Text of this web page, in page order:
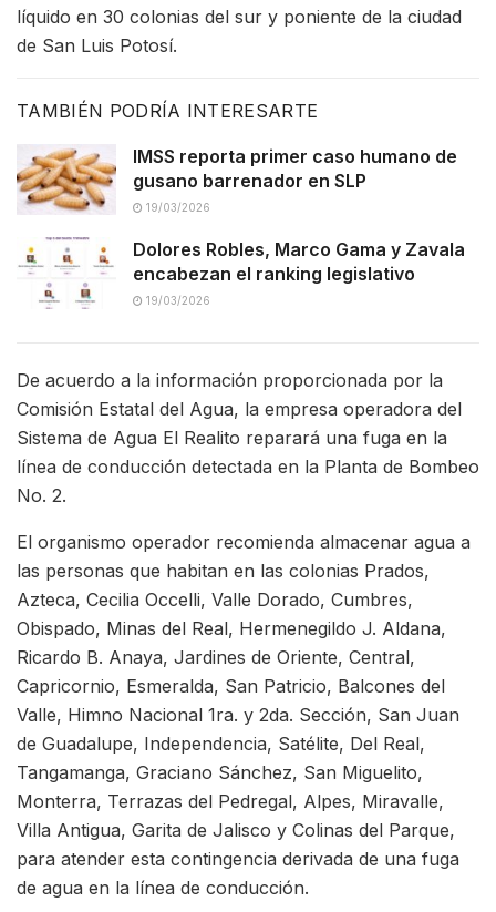
líquido en 30 colonias del sur y poniente de la ciudad
de San Luis Potosí.
TAMBIÉN PODRÍA INTERESARTE
IMSS reporta primer caso humano de
gusano barrenador en SLP
19/03/2026
Dolores Robles, Marco Gama y Zavala
encabezan el ranking legislativo
19/03/2026
De acuerdo a la información proporcionada por la
Comisión Estatal del Agua, la empresa operadora del
Sistema de Agua El Realito reparará una fuga en la
línea de conducción detectada en la Planta de Bombeo
No. 2.
El organismo operador recomienda almacenar agua a
las personas que habitan en las colonias Prados,
Azteca, Cecilia Occelli, Valle Dorado, Cumbres,
Obispado, Minas del Real, Hermenegildo J. Aldana,
Ricardo B. Anaya, Jardines de Oriente, Central,
Capricornio, Esmeralda, San Patricio, Balcones del
Valle, Himno Nacional 1ra. y 2da. Sección, San Juan
de Guadalupe, Independencia, Satélite, Del Real,
Tangamanga, Graciano Sánchez, San Miguelito,
Monterra, Terrazas del Pedregal, Alpes, Miravalle,
Villa Antigua, Garita de Jalisco y Colinas del Parque,
para atender esta contingencia derivada de una fuga
de agua en la línea de conducción.